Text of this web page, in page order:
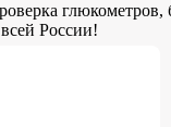
глюкометров,
России!